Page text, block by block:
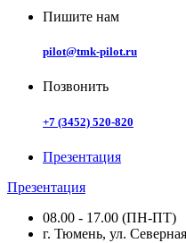
Пишите нам
pilot@tmk-pilot.ru
Позвонить
+7 (3452) 520-820
Презентация
Презентация
08.00 - 17.00 (ПН-ПТ)
г. Тюмень, ул.